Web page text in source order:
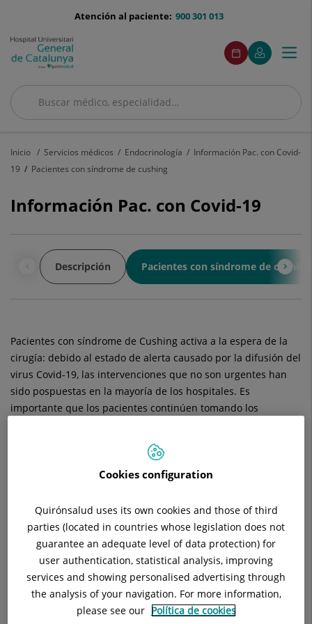
menu-
900 301 013
Atención al paciente:
Buscar
Buscar
menuAcceso
Pedir
cita
Este
enlace
se
en
Mi
Quirónsalud
Este
enlace
se
en
ventana
Menú
Inicio Servicios médicos Endocrinología
Información Pac. con Covid-
19
Pacientes con síndrome de cushing
Información Pac. con Covid-19
Descripción Pacientes con síndrome de cushing
Pacientes con síndrome de Cushing activa a la espera de la
cirugía: debido al estado de alerta causado por la difusión del
virus Covid-19, las intervenciones que no son urgentes han
sido pospuestas en la mayoría de los hospitales. Es
importante que los pacientes continúen tomando los
condiciones asociadas al exceso de cortisol, como diabetes e
hipertensión. El endocrinólogo podría recomendar la toma de
medicamentos que reduzcan/normalicen los niveles de
puedan operase. Aunque es probable que un retraso de
algunas semanas o meses no sea peligroso en la mayoría de
los pacientes, hay que destacar que las personas con niveles
elevados de cortisol tienen un riesgo de padecer infecciones
más elevado que la población general. Por lo tanto, es
imprescindible que los pacientes cumplan de forma rigurosa
con las normas de autoconfinamiento para minimizar el
Cookies configuration
Quirónsalud uses its own cookies and those of third
parties (located in countries whose legislation does not
guarantee an adequate level of data protection) for
user authentication, statistical analysis, improving
services and showing personalised advertising through
the analysis of your navigation. For more information,
please see our Política de cookies